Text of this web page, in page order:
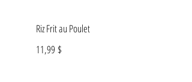
Riz Frit au Poulet
11,99 $